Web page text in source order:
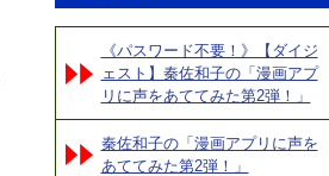
《パスワード不要！》【ダイジ
ェスト】秦佐和子の「漫画アプ
リに声をあててみた第2弾！」
秦佐和子の「漫画アプリに声を
あててみた第2弾！」